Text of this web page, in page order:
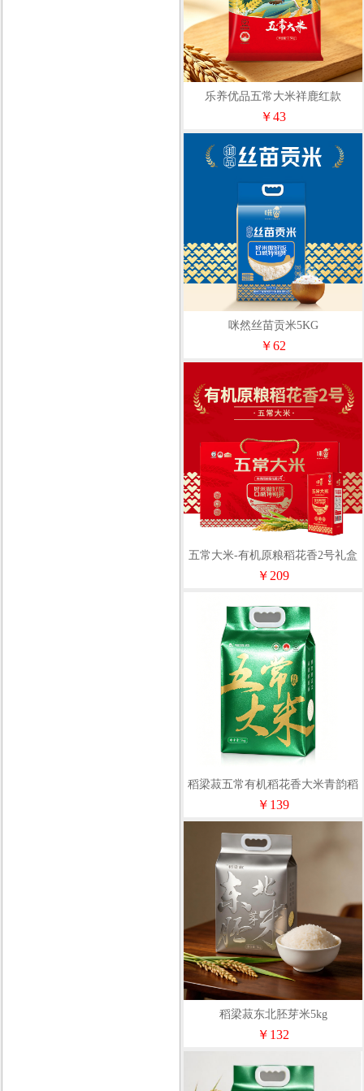
乐养优品五常大米祥鹿红款
2.5KG（单层真空）
￥43
咪然丝苗贡米5KG
￥62
五常大米-有机原粮稻花香2号礼盒
5kg
￥209
稻梁菽五常有机稻花香大米青韵稻
香袋装
￥139
稻梁菽东北胚芽米5kg
￥132